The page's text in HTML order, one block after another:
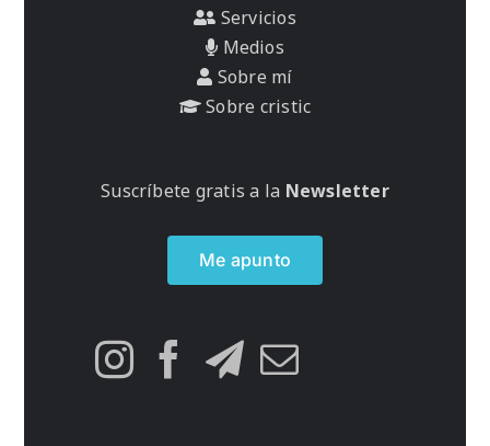
Servicios
Medios
Sobre mí
Sobre cristic
Suscríbete gratis a la Newsletter
Me apunto